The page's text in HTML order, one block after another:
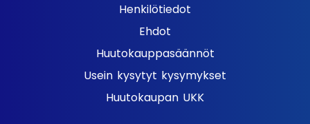
Henkilötiedot
Ehdot
Huutokauppasäännöt
Usein kysytyt kysymykset
Huutokaupan UKK